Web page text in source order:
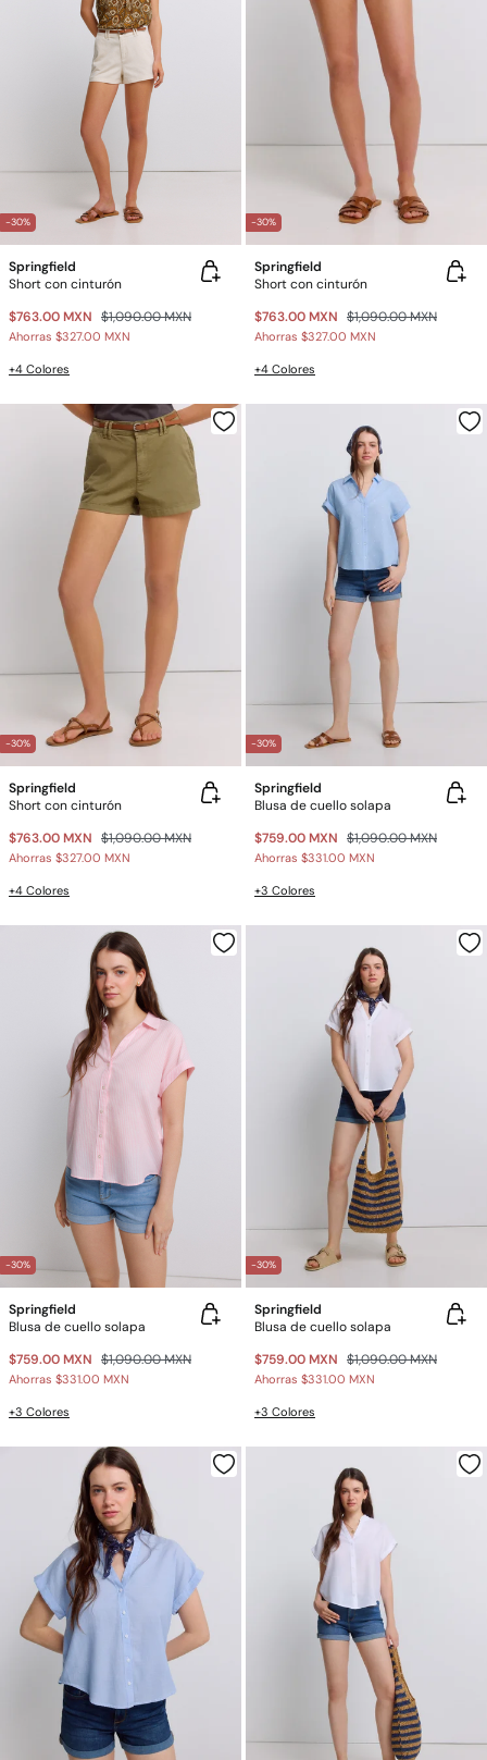
-30%
Springfield
Short con cinturón
$763.00 MXN $1,090.00 MXN
Ahorras $327.00 MXN
+4 Colores
-30%
Springfield
Short con cinturón
$763.00 MXN $1,090.00 MXN
Ahorras $327.00 MXN
+4 Colores
-30%
Springfield
Short con cinturón
$763.00 MXN $1,090.00 MXN
Ahorras $327.00 MXN
+4 Colores
-30%
Springfield
Blusa de cuello solapa
$759.00 MXN $1,090.00 MXN
Ahorras $331.00 MXN
+3 Colores
-30%
Springfield
Blusa de cuello solapa
$759.00 MXN $1,090.00 MXN
Ahorras $331.00 MXN
+3 Colores
-30%
Springfield
Blusa de cuello solapa
$759.00 MXN $1,090.00 MXN
Ahorras $331.00 MXN
+3 Colores